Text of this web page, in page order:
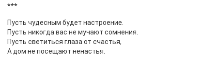
***
Пусть чудесным будет настроение.
Пусть никогда вас не мучают сомнения.
Пусть светиться глаза от счастья,
А дом не посещают ненастья.